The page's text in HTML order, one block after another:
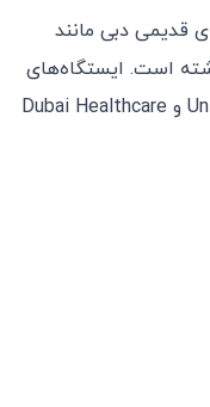
قدیمی دبی مانند
است. ایستگاه‌های
کلیدی این خط شامل Union، Al Ghubaiba و Dubai Healthcare